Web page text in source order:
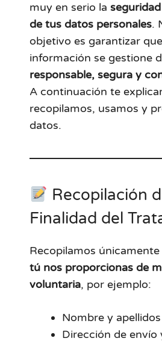
muy en serio la
de tus datos personales.
objetivo es garantizar
información se gestione
responsable, segura y
A continuación te
recopilamos, usamos y
datos.
Recopilación
Finalidad del
Recopilamos
tú nos proporcionas de
voluntaria, por ejemplo:
Nombre y apellidos
Dirección de